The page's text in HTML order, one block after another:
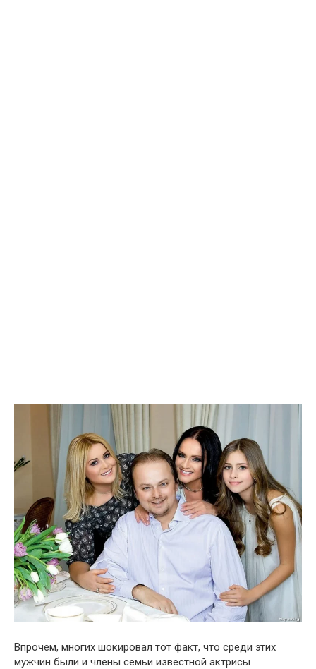
Впрочем, многих шокировал тот факт, что среди этих
мужчин были и члены семьи известной актрисы